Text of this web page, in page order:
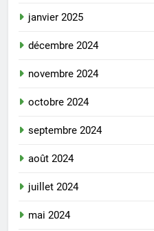
janvier 2025
décembre 2024
novembre 2024
octobre 2024
septembre 2024
août 2024
juillet 2024
mai 2024